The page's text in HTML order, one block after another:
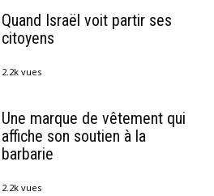
Quand Israël voit partir ses
citoyens
2.2k vues
Une marque de vêtement qui
affiche son soutien à la
barbarie
2.2k vues